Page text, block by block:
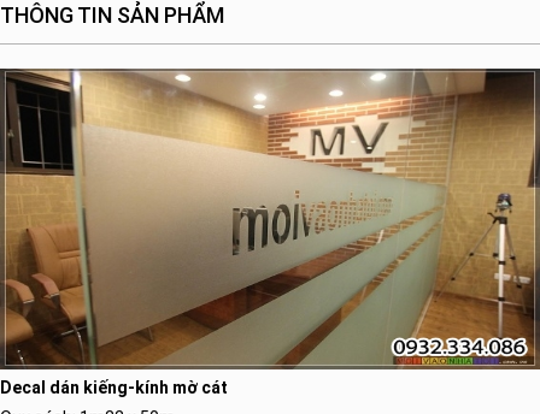
THÔNG TIN SẢN PHẨM
Decal dán kiếng-kính mờ cát